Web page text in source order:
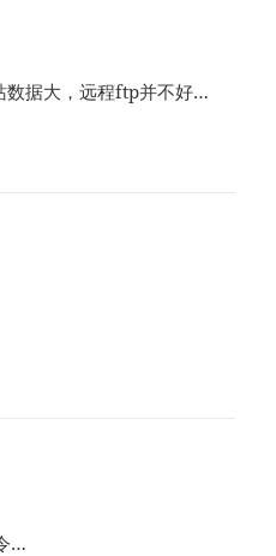
数据大，远程ftp并不好…
…